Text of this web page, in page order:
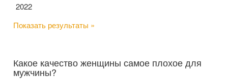
2022
Показать результаты »
Какое качество женщины самое плохое для
мужчины?